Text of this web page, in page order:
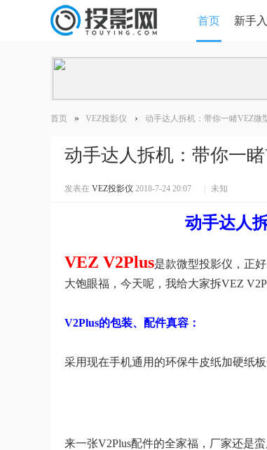
首页 新手
HDMI版本对比
首页 » VEZ投影仪 › 动手达人拆机：带你一睹VEZ微
动手达人拆机：带你一
发表在 VEZ投影仪 2018-7-24 20:07 未知
动手达人
VEZ V2Plus是款微型投影仪，正
大饱眼福，今天呢，我给大家拆VEZ
V2Plus的包装、配件真容：
采用现在手机通用的环保牛皮纸加硬纸
来一张V2Plus配件的全家福，厂家还是